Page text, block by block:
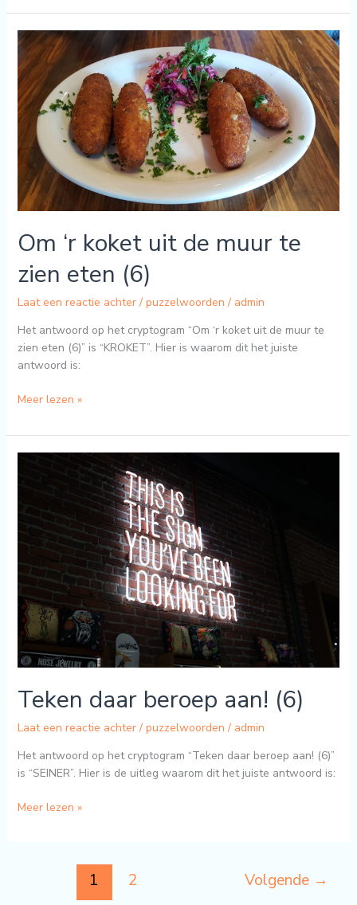
Om ‘r koket uit de muur te
zien eten (6)
Laat een reactie achter / puzzelwoorden / admin
Het antwoord op het cryptogram “Om ‘r koket uit de muur te
zien eten (6)” is “KROKET”. Hier is waarom dit het juiste
antwoord is:
Om
koket
uit
de
muur
zien
eten
(6)
Meer lezen »
Teken daar beroep aan! (6)
Laat een reactie achter / puzzelwoorden / admin
Het antwoord op het cryptogram “Teken daar beroep aan! (6)”
is “SEINER”. Hier is de uitleg waarom dit het juiste antwoord is:
(6)
Meer lezen »
1 2 Volgende →